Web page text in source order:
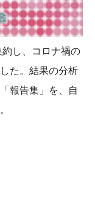
し、コロナ禍の
た。結果の分析
報告集」を、自